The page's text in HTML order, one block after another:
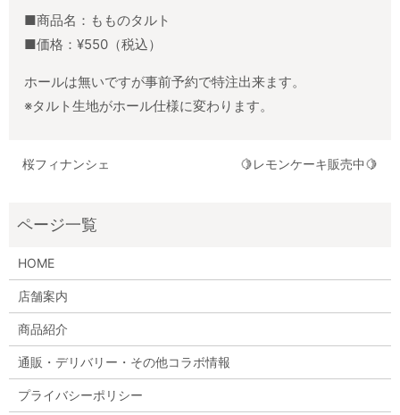
■商品名：もものタルト
■価格：¥550（税込）
ホールは無いですが事前予約で特注出来ます。
※タルト生地がホール仕様に変わります。
桜フィナンシェ 🍋レモンケーキ販売中🍋
HOME
店舗案内
商品紹介
通販・デリバリー・その他コラボ情報
プライバシーポリシー